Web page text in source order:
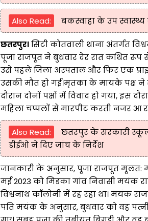
Also Read: बकस्वाहा के उप
छतरपुर।सिटी कोतवाली थाना अंतर्गत
पूजा राजपूत ने बुधवार देर रात कथित रूप
उसे पहले जिला अस्पताल और फिर एक
उसकी मौत हो गई।मृतका के मायके पक्ष ने
दौरान दोनों पक्षों में विवाद हो गया, इस
महिला चप्पलों से मारपीट करती नजर आ
Also Read:
छतरपुर के सरकारी
डीईओ ने दिए जांच के निर्देश
जानकारी के अनुसार, पूजा राजपूत मूलत:
मई 2023 को मिडका गांव निवासी मयंक
विश्वनाथ कॉलोनी में रह रहा था। मयंक
पति मयंक के अनुसार, बुधवार को वह पत्नी